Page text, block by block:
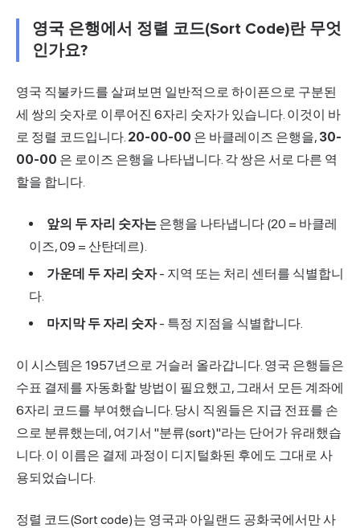
영국 은행에서 정렬 코드(Sort Code)란 무엇
인가요?
영국 직불카드를 살펴보면 일반적으로 하이픈으로 구분된
세 쌍의 숫자로 이루어진 6자리 숫자가 있습니다. 이것이 바
로 정렬 코드입니다. 20-00-00 은 바클레이즈 은행을, 30-
00-00 은 로이즈 은행을 나타냅니다. 각 쌍은 서로 다른 역
할을 합니다.
앞의 두 자리 숫자는 은행을 나타냅니다 (20 = 바클레
이즈, 09 = 산탄데르).
가운데 두 자리 숫자- 지역 또는 처리 센터를 식별합니
다.
마지막 두 자리 숫자- 특정 지점을 식별합니다.
이 시스템은 1957년으로 거슬러 올라갑니다. 영국 은행들은
수표 결제를 자동화할 방법이 필요했고, 그래서 모든 계좌에
6자리 코드를 부여했습니다. 당시 직원들은 지급 전표를 손
으로 분류했는데, 여기서 "분류(sort)"라는 단어가 유래했습
니다. 이 이름은 결제 과정이 디지털화된 후에도 그대로 사
용되었습니다.
정렬 코드(Sort code)는 영국과 아일랜드 공화국에서만 사